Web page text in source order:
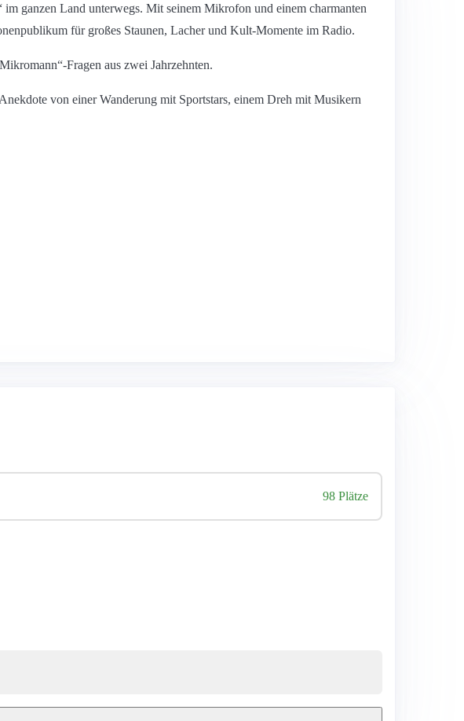
ganzen Land unterwegs. Mit seinem Mikrofon und einem charmanten
für großes Staunen, Lacher und Kult-Momente im Radio.
Fragen aus zwei Jahrzehnten.
von einer Wanderung mit Sportstars, einem Dreh mit Musikern
98 Plätze